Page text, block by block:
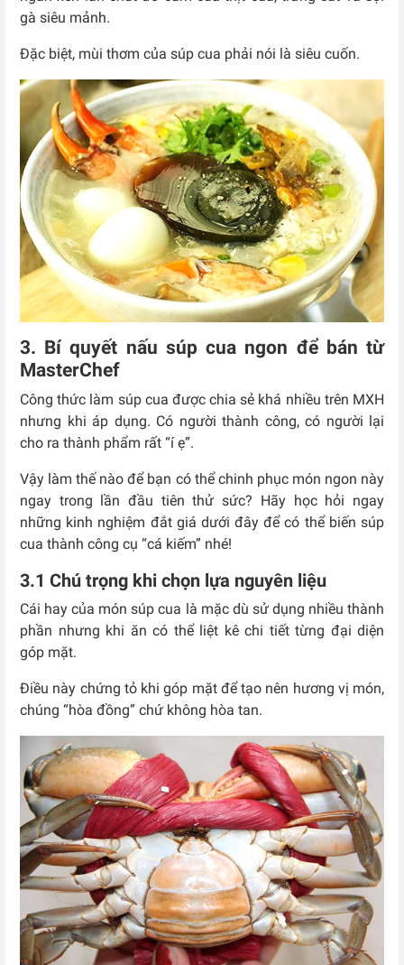
gà siêu mảnh.
Đặc biệt, mùi thơm của súp cua phải nói là siêu cuốn.
3. Bí quyết nấu súp cua ngon để bán từ
MasterChef
Công thức làm súp cua được chia sẻ khá nhiều trên MXH
nhưng khi áp dụng. Có người thành công, có người lại
cho ra thành phẩm rất “í ẹ”.
Vậy làm thế nào để bạn có thể chinh phục món ngon này
ngay trong lần đầu tiên thử sức? Hãy học hỏi ngay
những kinh nghiệm đắt giá dưới đây để có thể biến súp
cua thành công cụ “cá kiếm” nhé!
3.1 Chú trọng khi chọn lựa nguyên liệu
Cái hay của món súp cua là mặc dù sử dụng nhiều thành
phần nhưng khi ăn có thể liệt kê chi tiết từng đại diện
góp mặt.
Điều này chứng tỏ khi góp mặt để tạo nên hương vị món,
chúng “hòa đồng” chứ không hòa tan.